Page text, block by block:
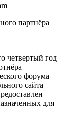
четвертый год
форума
сайта
для